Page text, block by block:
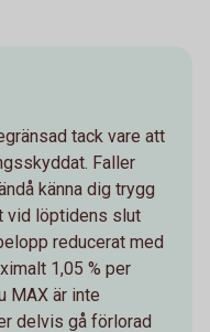
tack vare att
Faller
känna dig trygg
vid löptidens slut
reducerat med
1,05 % per
MAX är inte
delvis gå förlorad